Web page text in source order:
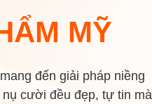
MỸ
đến giải pháp niềng
cười đều đẹp, tự tin mà